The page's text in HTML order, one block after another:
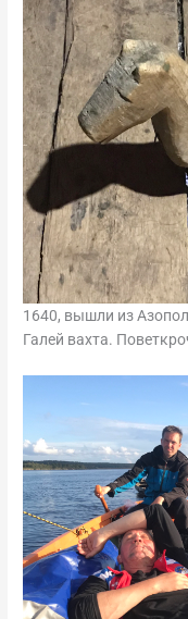
1640, вышли из
Галей вахта.